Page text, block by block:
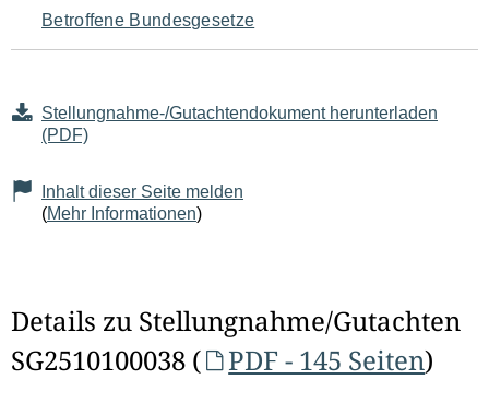
Betroffene Bundesgesetze
Stellungnahme-/Gutachtendokument herunterladen
(PDF)
Inhalt dieser Seite melden
(Mehr Informationen)
Details zu Stellungnahme/Gutachten
SG2510100038 (
PDF - 145 Seiten)